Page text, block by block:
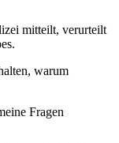
mitteilt, verurteilt
warum
Fragen